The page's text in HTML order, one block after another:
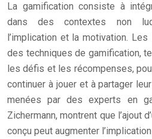
La gamification consiste à
dans des contextes non
l’implication et la motivation.
des techniques de gamification,
les défis et les récompenses,
continuer à jouer et à partager
menées par des experts en
Zichermann, montrent que l’ajout
conçu peut augmenter l’implication